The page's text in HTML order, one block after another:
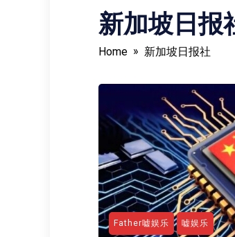
新加坡日报
Home » 新加坡日报社
Father嘘娱乐 嘘娱乐